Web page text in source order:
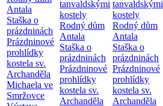
Antala
Staška o
prázdninách
Prázdninové
prohlídky
kostela sv.
Archanděla
Michaela ve
Smržovce
tanvaldskými
kostely
Rodný dům
Antala
Staška o
prázdninách
Prázdninové
prohlídky
kostela sv.
Archanděla
tanvaldskými
kostely
Rodný dům
Antala
Staška o
prázdninách
Prázdninové
prohlídky
kostela sv.
Archanděla